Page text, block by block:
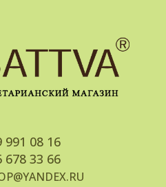
991 08 16
678 33 66